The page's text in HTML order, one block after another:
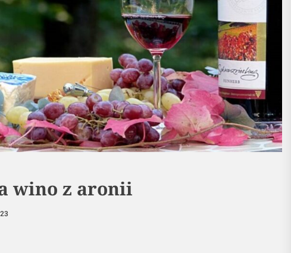
wino z aronii